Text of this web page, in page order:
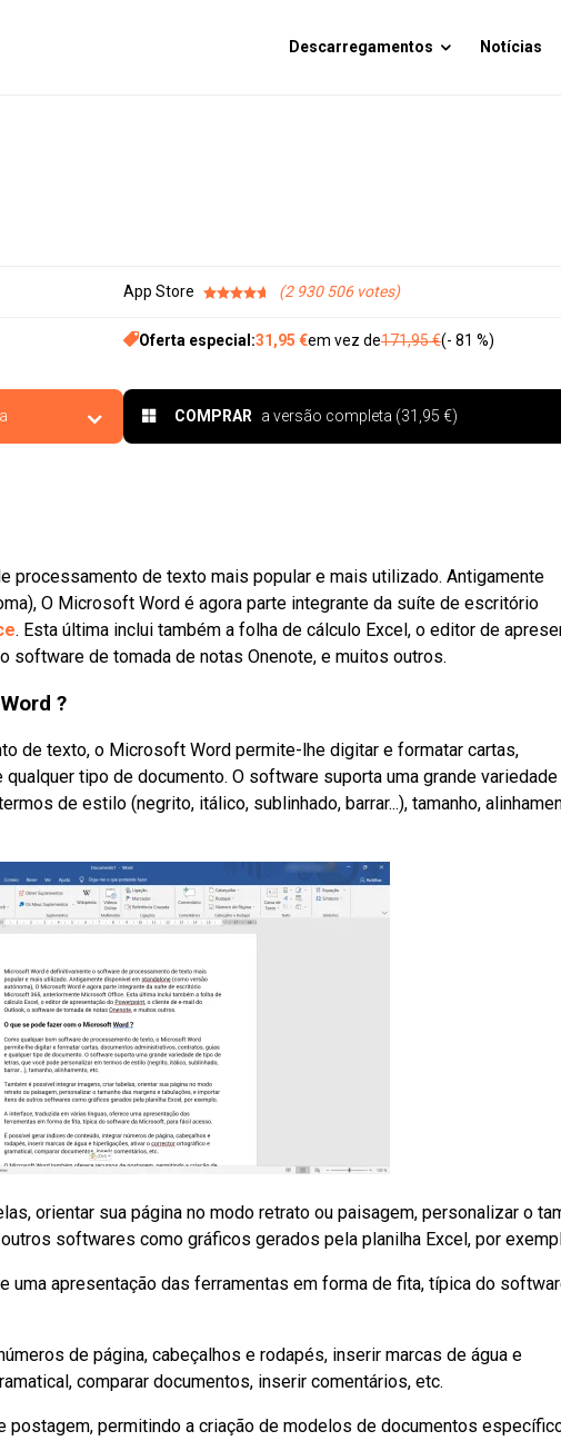
Descarregamentos Notícias
App Store 2 930 506
Oferta especial:31,95 €em vez de171,95 €(- 81 %)
COMPRAR a versão completa (31,95 €)
de texto mais popular e mais utilizado. Antigamente
O Microsoft Word é agora parte integrante da suíte de escritório
. Esta última inclui também a folha de cálculo Excel, o editor de
software de tomada de notas Onenote, e muitos outros.
?
de texto, o Microsoft Word permite-lhe digitar e formatar cartas,
tipo de documento. O software suporta uma grande
de estilo (negrito, itálico, sublinhado, barrar...), tamanho,
orientar sua página no modo retrato ou paisagem, personalizar o
softwares como gráficos gerados pela planilha Excel, por
uma apresentação das ferramentas em forma de fita, típica do
de página, cabeçalhos e rodapés, inserir marcas de água e
comparar documentos, inserir comentários, etc.
permitindo a criação de modelos de documentos